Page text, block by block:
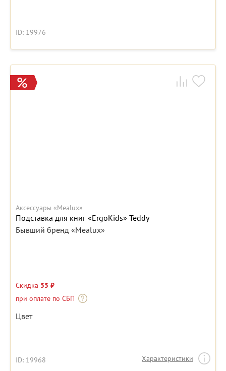
ID: 19976
Аксессуары «Mealux»
Подставка для книг «ErgoKids» Teddy
Бывший бренд «Mealux»
Скидка 55 ₽
при оплате по СБП
Цвет
ID: 19968 Характеристики